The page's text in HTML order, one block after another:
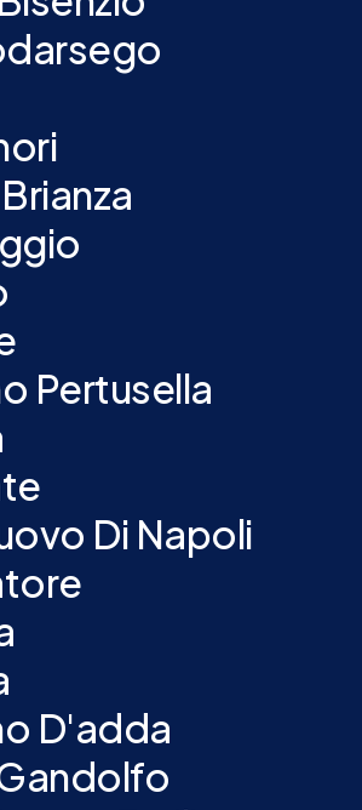
Pertusella
Di Napoli
D'adda